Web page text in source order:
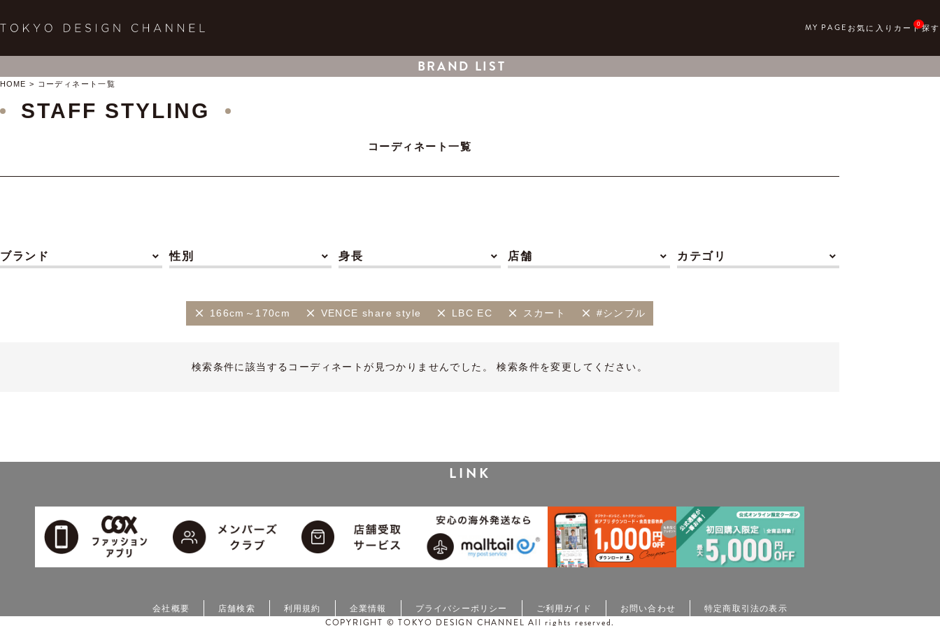
0
BRAND LIST
HOME コーディネート一覧
STAFF STYLING
コーディネート一覧
ブランド 性別 身長 店舗 カテゴリ
166cm～170cm VENCE share style LBC EC スカート #シンプル
検索条件に該当するコーディネートが見つかりませんでした。 検索条件を変更してください。
LINK
会社概要 店舗検索 利用規約 企業情報 プライバシーポリシー ご利用ガイド お問い合わせ 特定商取引法の表示
COPYRIGHT © TOKYO DESIGN CHANNEL All rights reserved.